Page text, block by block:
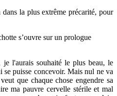
la plus extrême précarité, pour
s’ouvre sur un prologue
l'aurais souhaité le plus beau, le
puisse concevoir. Mais nul ne va
que chaque chose engendre sa
ma pauvre cervelle stérile et mal